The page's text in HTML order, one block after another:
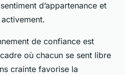
d’appartenance et
de confiance est
où chacun se sent libre
crainte favorise la